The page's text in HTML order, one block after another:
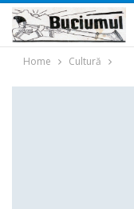
Home Cultură